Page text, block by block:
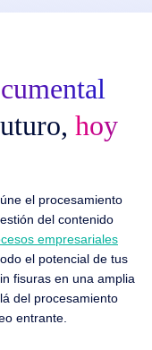
hoy
el procesamiento
del contenido
empresariales
el potencial de tus
fisuras en una amplia
del procesamiento
entrante.